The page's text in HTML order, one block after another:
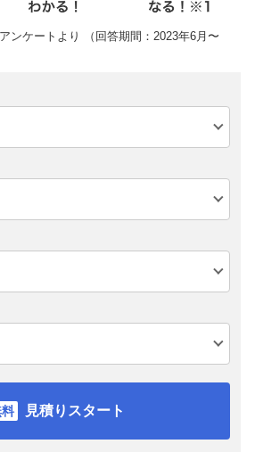
ンケートより （回答期間：2023年6月〜
見積りスタート